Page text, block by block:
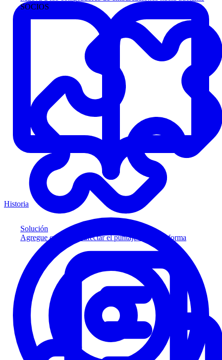
SOCIOS
Solución
Agregue crédito sin afectar el puntaje a su plataforma
Historia